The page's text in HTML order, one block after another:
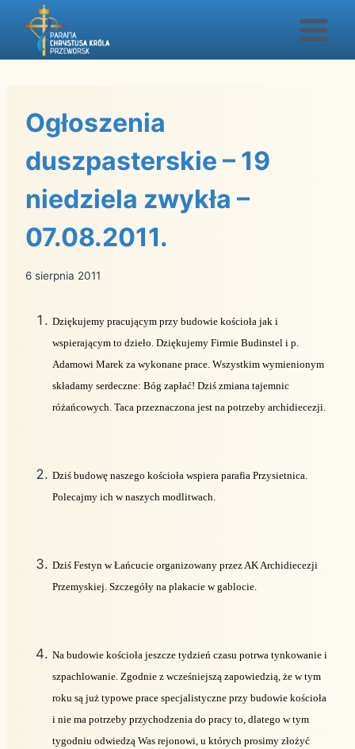
Przejdź
Ogłoszenia
duszpasterskie – 19
niedziela zwykła –
07.08.2011.
6 sierpnia 2011
Dziękujemy pracującym przy budowie kościoła jak i
wspierającym to dzieło. Dziękujemy Firmie Budinstel i p.
Adamowi Marek za wykonane prace. Wszystkim wymienionym
składamy serdeczne: Bóg zapłać! Dziś zmiana tajemnic
różańcowych. Taca przeznaczona jest na potrzeby archidiecezji.
Dziś budowę naszego kościoła wspiera parafia Przysietnica.
Polecajmy ich w naszych modlitwach.
Dziś Festyn w Łańcucie organizowany przez AK Archidiecezji
Przemyskiej. Szczegóły na plakacie w gablocie.
Na budowie kościoła jeszcze tydzień czasu potrwa tynkowanie i
szpachlowanie. Zgodnie z wcześniejszą zapowiedzią, że w tym
roku są już typowe prace specjalistyczne przy budowie kościoła
i nie ma potrzeby przychodzenia do pracy to, dlatego w tym
tygodniu odwiedzą Was rejonowi, u których prosimy złożyć